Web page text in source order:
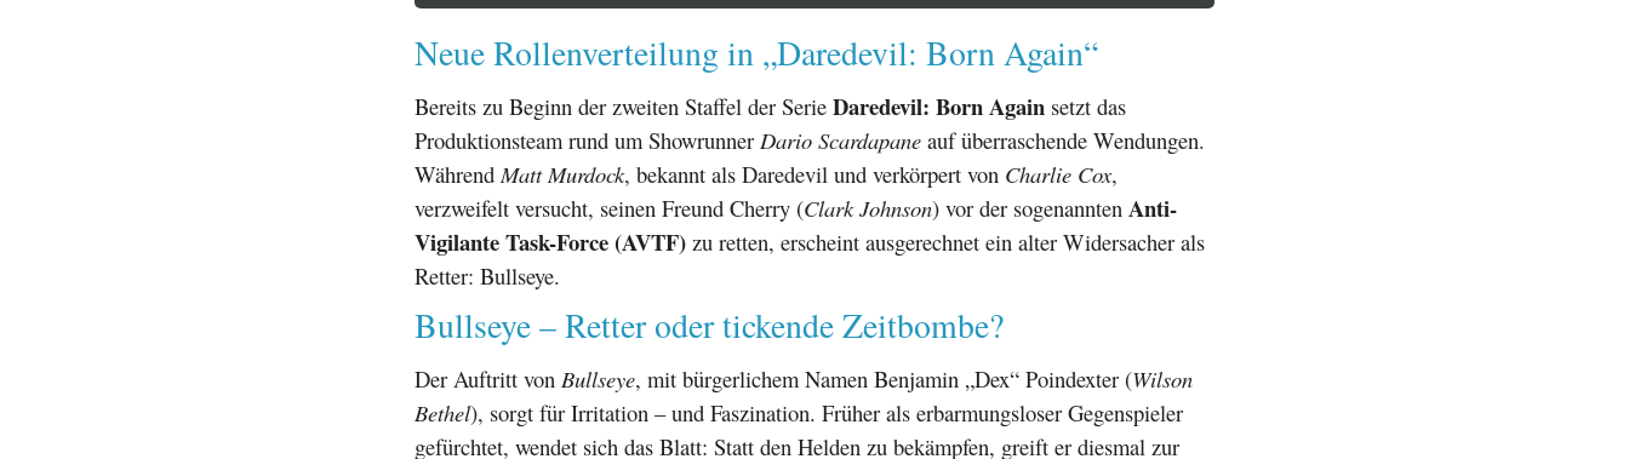
Neue Rollenverteilung in „Daredevil: Born Again“
Bereits zu Beginn der zweiten Staffel der Serie Daredevil: Born Again setzt das
Produktionsteam rund um Showrunner Dario Scardapane auf überraschende Wendungen.
WährendMatt Murdock, bekannt als Daredevil und verkörpert von Charlie Cox,
verzweifelt versucht, seinen Freund Cherry (Clark Johnson) vor der sogenannten Anti-
Vigilante Task-Force (AVTF) zu retten, erscheint ausgerechnet ein alter Widersacher als
Retter: Bullseye.
Bullseye – Retter oder tickende Zeitbombe?
Der Auftritt von Bullseye, mit bürgerlichem Namen Benjamin „Dex“ Poindexter (Wilson
Bethel), sorgt für Irritation – und Faszination. Früher als erbarmungsloser Gegenspieler
gefürchtet, wendet sich das Blatt: Statt den Helden zu bekämpfen, greift er diesmal zur